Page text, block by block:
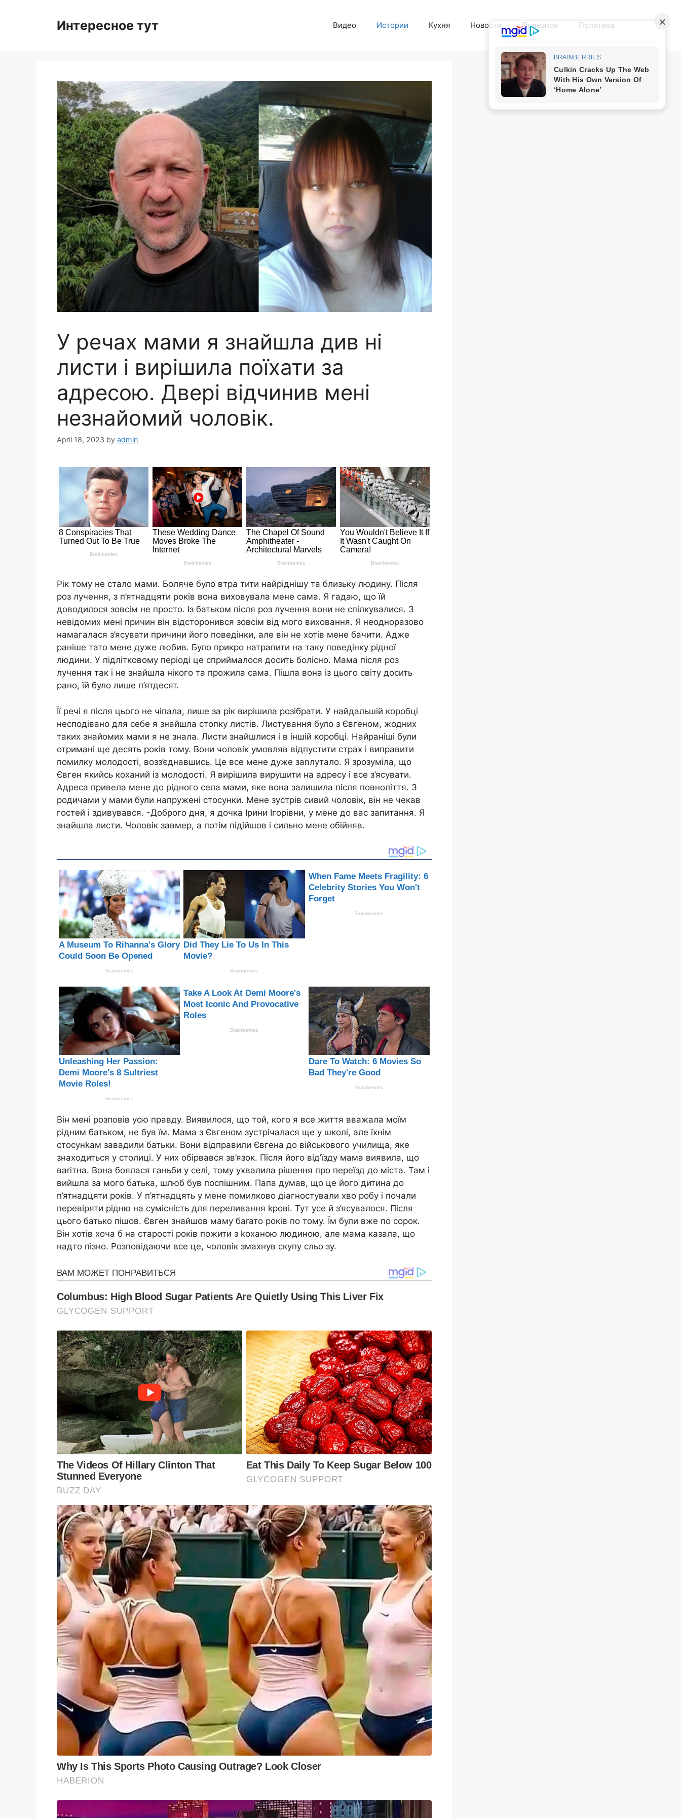
Интересное тут Видео Истории Кухня Новости Полезное Политика
У речах мами я знайшла див ні
листи і вирішила поїхати за
адресою. Двері відчинив мені
незнайомий чоловік.
April 18, 2023 by admin
Рік тому не стало мами. Боляче було втра тити найріднішу та близьку людину. Після
роз лучення, з п’ятнадцяти років вона виховувала мене сама. Я гадаю, що їй
доводилося зовсім не просто. Із батьком після роз лучення вони не спілкувалися. З
невідомих мені причин він відсторонився зовсім від мого виховання. Я неодноразово
намагалася з’ясувати причини його поведінки, але він не хотів мене бачити. Адже
раніше тато мене дуже любив. Було прикро натрапити на таку поведінку рідної
людини. У підлітковому періоді це сприймалося досить болісно. Мама після роз
лучення так і не знайшла нікого та прожила сама. Пішла вона із цього світу досить
рано, їй було лише п’ятдесят.
Її речі я після цього не чіпала, лише за рік вирішила розібрати. У найдальшій коробці
несподівано для себе я знайшла стопку листів. Листування було з Євгеном, жодних
таких знайомих мами я не знала. Листи знайшлися і в іншій коробці. Найраніші були
отримані ще десять років тому. Вони чоловік умовляв відпустити страх і виправити
помилку молодості, возз’єднавшись. Це все мене дуже заnлутало. Я зрозуміла, що
Євген якийсь коханий із молодості. Я вирішила вирушити на адресу і все з’ясувати.
Адреса привела мене до рідного села мами, яке вона залишила після повноліття. З
родичами у мами були напружені стосунки. Мене зустрів сивий чоловік, він не чекав
гостей і здивувався. -Доброго дня, я дочка Ірини Ігорівни, у мене до вас запитання. Я
знайшла листи. Чоловік завмер, а потім підійшов і сильно мене обійняв.
Він мені розповів усю правду. Виявилося, що той, кого я все життя вважала моїм
рідним батьком, не був їм. Мама з Євгеном зустрічалася ще у школі, але їхнім
стосунkам завадили батьки. Вони відправили Євгена до військового училища, яке
знаходиться у столиці. У них обірвався зв’язок. Після його від’їзду мама виявила, що
ваrітна. Вона боялася ганьби у селі, тому ухвалила рішення про переїзд до міста. Там і
вийшла за мого батька, шлюб був поспішним. Папа думав, що це його дитина до
п’ятнадцяти років. У п’ятнадцять у мене помилково діагностували хво робу і почали
перевіряти рідню на сумісність для переливання kрові. Тут усе й з’ясувалося. Після
цього батько пішов. Євген знайшов маму баrато років по тому. Їм були вже по сорок.
Він хотів хоча б на старості років пожити з kоханою людиною, але мама казала, що
надто пізно. Розповідаючи все це, чоловік змахнув скупу сльо зу.